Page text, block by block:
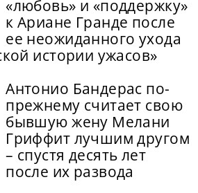
«любовь» и «поддержку»
к Ариане Гранде после
ее неожиданного ухода
истории ужасов»
Антонио Бандерас по-
прежнему считает свою
бывшую жену Мелани
Гриффит лучшим другом
– спустя десять лет
после их развода